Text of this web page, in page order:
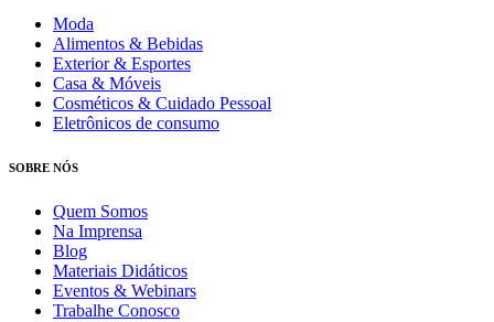
Moda
Alimentos & Bebidas
Exterior & Esportes
Casa & Móveis
Cosméticos & Cuidado Pessoal
Eletrônicos de consumo
SOBRE NÓS
Quem Somos
Na Imprensa
Blog
Materiais Didáticos
Eventos & Webinars
Trabalhe Conosco